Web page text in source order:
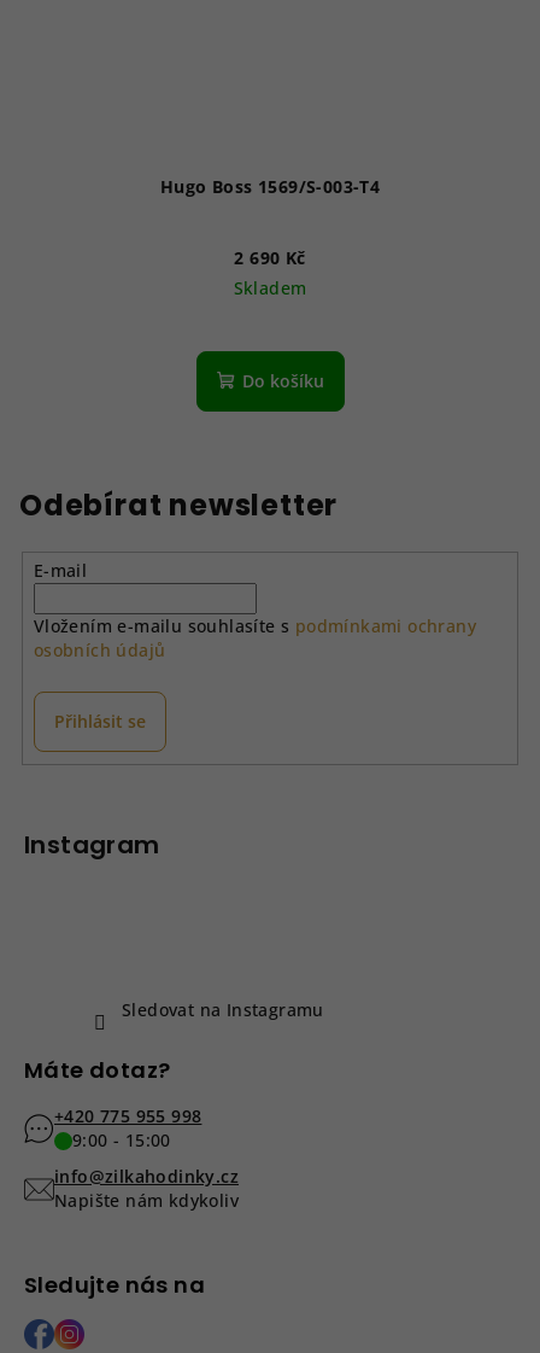
Hugo Boss 1569/S-003-T4
2 690 Kč
Skladem
Do košíku
Odebírat newsletter
E-mail
Vložením e-mailu souhlasíte s podmínkami ochrany
osobních údajů
Přihlásit se
Instagram
Sledovat na Instagramu
Máte dotaz?
+420 775 955 998
9:00 - 15:00
info@zilkahodinky.cz
Napište nám kdykoliv
Sledujte nás na